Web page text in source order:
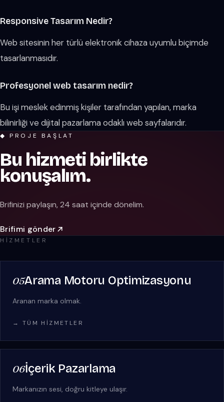
Responsive Tasarım Nedir?
Web sitesinin her türlü elektronik cihaza uyumlu biçimde
tasarlanmasıdır.
Profesyonel web tasarım nedir?
Bu işi meslek edinmiş kişiler tarafından yapılan, marka
bilinirliği ve dijital pazarlama odaklı web sayfalarıdır.
◆ PROJE BAŞLAT
Bu hizmeti birlikte
konuşalım.
Brifinizi paylaşın, 24 saat içinde dönelim.
Brifimi gönder
HIZMETLER
05Arama Motoru Optimizasyonu
Aranan marka olmak.
→ TÜM HIZMETLER
06İçerik Pazarlama
Markanızın sesi, doğru kitleye ulaşır.